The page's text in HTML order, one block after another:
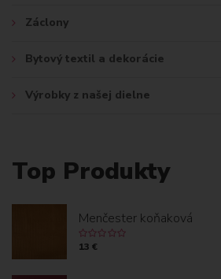
Záclony
Bytový textil a dekorácie
Výrobky z našej dielne
Top Produkty
Menčester koňaková
13 €